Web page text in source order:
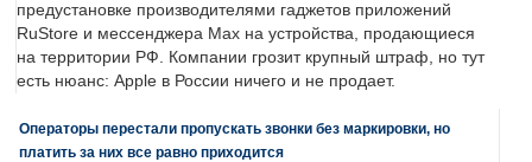
предустановке производителями гаджетов приложений
RuStore и мессенджера Max на устройства, продающиеся
на территории РФ. Компании грозит крупный штраф, но тут
есть нюанс: Apple в России ничего и не продает.
Операторы перестали пропускать звонки без маркировки, но
платить за них все равно приходится